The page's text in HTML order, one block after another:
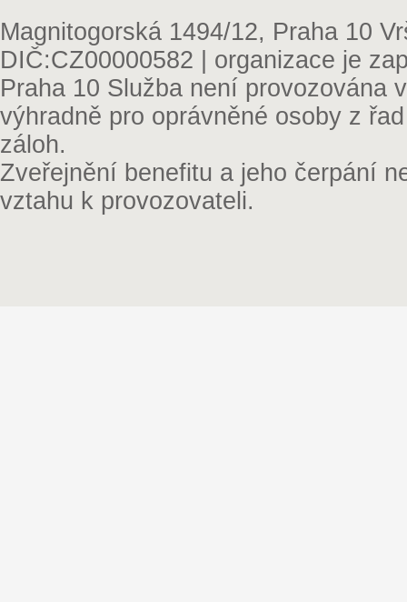
Magnitogorská 1494/12, Praha 10
DIČ:CZ00000582 | organizace je
Praha 10 Služba není provozována
výhradně pro oprávněné osoby z
záloh.
Zveřejnění benefitu a jeho čerpání
vztahu k provozovateli.